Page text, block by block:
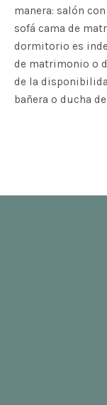
manera: salón
sofá cama de
dormitorio es
de matrimonio o
de la
bañera o ducha